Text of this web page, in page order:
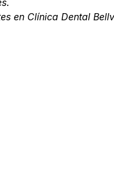
.
en Clínica Dental